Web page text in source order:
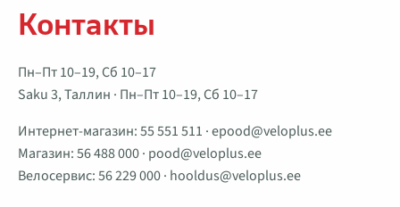
Контакты
Пн–Пт 10–19, Сб 10–17
Saku 3, Таллин · Пн–Пт 10–19, Сб 10–17
Интернет-магазин:55 551 511 ·epood@veloplus.ee
Магазин:56 488 000· pood@veloplus.ee
Велосервис:56 229 000· hooldus@veloplus.ee